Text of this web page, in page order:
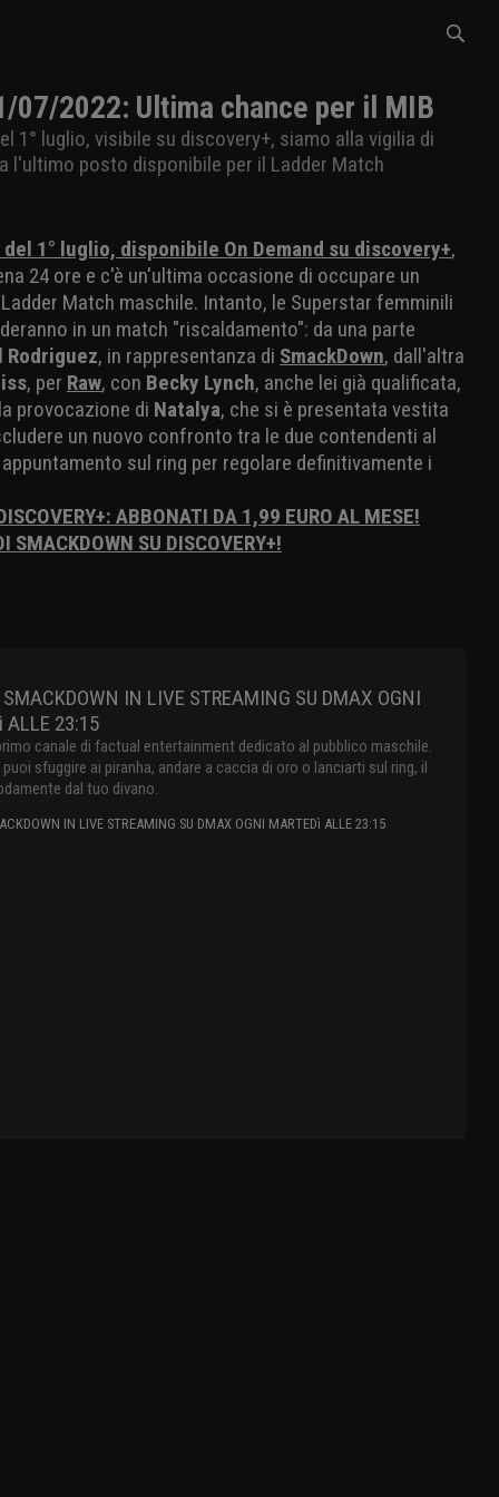
07/2022: Ultima chance per il MIB
1° luglio, visibile su discovery+, siamo alla vigilia di
l'ultimo posto disponibile per il Ladder Match
1° luglio, disponibile On Demand su discovery+,
24 ore e c'è un'ultima occasione di occupare un
Match maschile. Intanto, le Superstar femminili
in un match "riscaldamento": da una parte
Rodriguez, in rappresentanza di SmackDown, dall'altra
, per Raw, con Becky Lynch, anche lei già qualificata,
provocazione di Natalya, che si è presentata vestita
un nuovo confronto tra le due contendenti al
sul ring per regolare definitivamente i
ABBONATI DA 1,99 EURO AL MESE!
SMACKDOWN SU DISCOVERY+!
SMACKDOWN IN LIVE STREAMING SU DMAX OGNI
ALLE 23:15
canale di factual entertainment dedicato al pubblico maschile.
puoi sfuggire ai piranha, andare a caccia di oro o lanciarti sul ring, il
dal tuo divano.
IN LIVE STREAMING SU DMAX OGNI MARTEDì ALLE 23:15